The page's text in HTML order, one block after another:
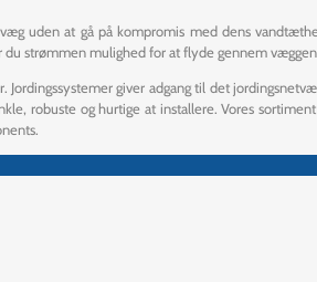
uden at gå på kompromis med dens
du strømmen mulighed for at flyde gennem
Jordingssystemer giver adgang til det
robuste og hurtige at installere. Vores